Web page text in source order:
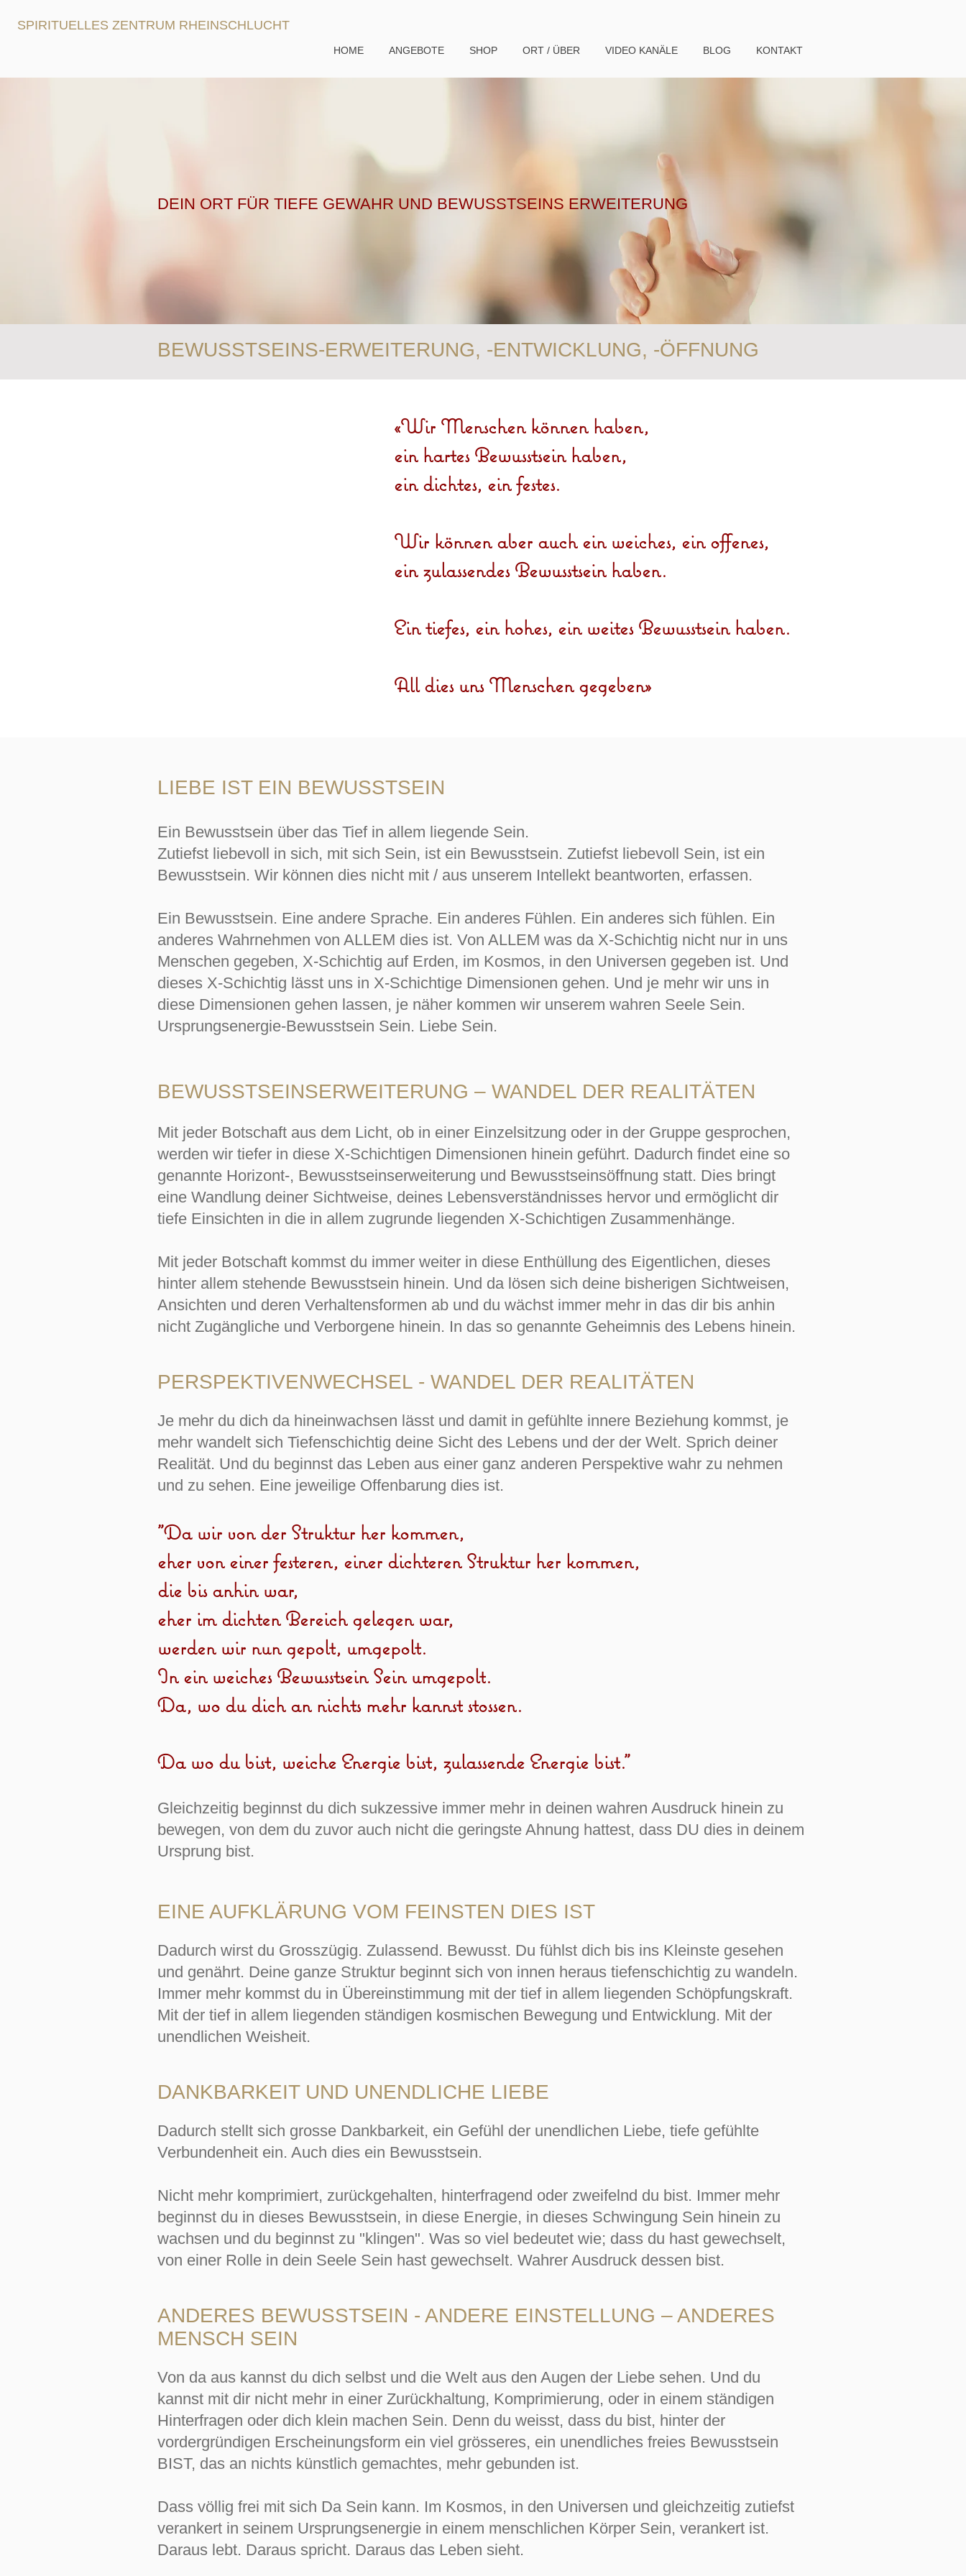
SPIRITUELLES ZENTRUM RHEINSCHLUCHT
HOME ANGEBOTE SHOP ORT / ÜBER VIDEO KANÄLE BLOG KONTAKT
DEIN ORT FÜR TIEFE GEWAHR UND BEWUSSTSEINS ERWEITERUNG
BEWUSSTSEINS-ERWEITERUNG, -ENTWICKLUNG, -ÖFFNUNG
«Wir Menschen können haben,
ein hartes Bewusstsein haben,
ein dichtes, ein festes.
Wir können aber auch ein weiches, ein offenes,
ein zulassendes Bewusstsein haben.
Ein tiefes, ein hohes, ein weites Bewusstsein haben.
All dies uns Menschen gegeben»
LIEBE IST EIN BEWUSSTSEIN
Ein Bewusstsein über das Tief in allem liegende Sein.
Zutiefst liebevoll in sich, mit sich Sein, ist ein Bewusstsein. Zutiefst liebevoll Sein, ist ein
Bewusstsein. Wir können dies nicht mit / aus unserem Intellekt beantworten, erfassen.
Ein Bewusstsein. Eine andere Sprache. Ein anderes Fühlen. Ein anderes sich fühlen. Ein
anderes Wahrnehmen von ALLEM dies ist. Von ALLEM was da X-Schichtig nicht nur in uns
Menschen gegeben, X-Schichtig auf Erden, im Kosmos, in den Universen gegeben ist. Und
dieses X-Schichtig lässt uns in X-Schichtige Dimensionen gehen. Und je mehr wir uns in
diese Dimensionen gehen lassen, je näher kommen wir unserem wahren Seele Sein.
Ursprungsenergie-Bewusstsein Sein. Liebe Sein.
BEWUSSTSEINSERWEITERUNG – WANDEL DER REALITÄTEN
Mit jeder Botschaft aus dem Licht, ob in einer Einzelsitzung oder in der Gruppe gesprochen,
werden wir tiefer in diese X-Schichtigen Dimensionen hinein geführt. Dadurch findet eine so
genannte Horizont-, Bewusstseinserweiterung und Bewusstseinsöffnung statt. Dies bringt
eine Wandlung deiner Sichtweise, deines Lebensverständnisses hervor und ermöglicht dir
tiefe Einsichten in die in allem zugrunde liegenden X-Schichtigen Zusammenhänge.
Mit jeder Botschaft kommst du immer weiter in diese Enthüllung des Eigentlichen, dieses
hinter allem stehende Bewusstsein hinein. Und da lösen sich deine bisherigen Sichtweisen,
Ansichten und deren Verhaltensformen ab und du wächst immer mehr in das dir bis anhin
nicht Zugängliche und Verborgene hinein. In das so genannte Geheimnis des Lebens hinein.
PERSPEKTIVENWECHSEL - WANDEL DER REALITÄTEN
Je mehr du dich da hineinwachsen lässt und damit in gefühlte innere Beziehung kommst, je
mehr wandelt sich Tiefenschichtig deine Sicht des Lebens und der der Welt. Sprich deiner
Realität. Und du beginnst das Leben aus einer ganz anderen Perspektive wahr zu nehmen
und zu sehen. Eine jeweilige Offenbarung dies ist.
"Da wir von der Struktur her kommen,
eher von einer festeren, einer dichteren Struktur her kommen,
die bis anhin war,
eher im dichten Bereich gelegen war,
werden wir nun gepolt, umgepolt.
In ein weiches Bewusstsein Sein umgepolt.
Da, wo du dich an nichts mehr kannst stossen.
Da wo du bist, weiche Energie bist, zulassende Energie bist."
Gleichzeitig beginnst du dich sukzessive immer mehr in deinen wahren Ausdruck hinein zu
bewegen, von dem du zuvor auch nicht die geringste Ahnung hattest, dass DU dies in deinem
Ursprung bist.
EINE AUFKLÄRUNG VOM FEINSTEN DIES IST
Dadurch wirst du Grosszügig. Zulassend. Bewusst. Du fühlst dich bis ins Kleinste gesehen
und genährt. Deine ganze Struktur beginnt sich von innen heraus tiefenschichtig zu wandeln.
Immer mehr kommst du in Übereinstimmung mit der tief in allem liegenden Schöpfungskraft.
Mit der tief in allem liegenden ständigen kosmischen Bewegung und Entwicklung. Mit der
unendlichen Weisheit.
DANKBARKEIT UND UNENDLICHE LIEBE
Dadurch stellt sich grosse Dankbarkeit, ein Gefühl der unendlichen Liebe, tiefe gefühlte
Verbundenheit ein. Auch dies ein Bewusstsein.
Nicht mehr komprimiert, zurückgehalten, hinterfragend oder zweifelnd du bist. Immer mehr
beginnst du in dieses Bewusstsein, in diese Energie, in dieses Schwingung Sein hinein zu
wachsen und du beginnst zu "klingen". Was so viel bedeutet wie; dass du hast gewechselt,
von einer Rolle in dein Seele Sein hast gewechselt. Wahrer Ausdruck dessen bist.
ANDERES BEWUSSTSEIN - ANDERE EINSTELLUNG – ANDERES
MENSCH SEIN
Von da aus kannst du dich selbst und die Welt aus den Augen der Liebe sehen. Und du
kannst mit dir nicht mehr in einer Zurückhaltung, Komprimierung, oder in einem ständigen
Hinterfragen oder dich klein machen Sein. Denn du weisst, dass du bist, hinter der
vordergründigen Erscheinungsform ein viel grösseres, ein unendliches freies Bewusstsein
BIST, das an nichts künstlich gemachtes, mehr gebunden ist.
Dass völlig frei mit sich Da Sein kann. Im Kosmos, in den Universen und gleichzeitig zutiefst
verankert in seinem Ursprungsenergie in einem menschlichen Körper Sein, verankert ist.
Daraus lebt. Daraus spricht. Daraus das Leben sieht.